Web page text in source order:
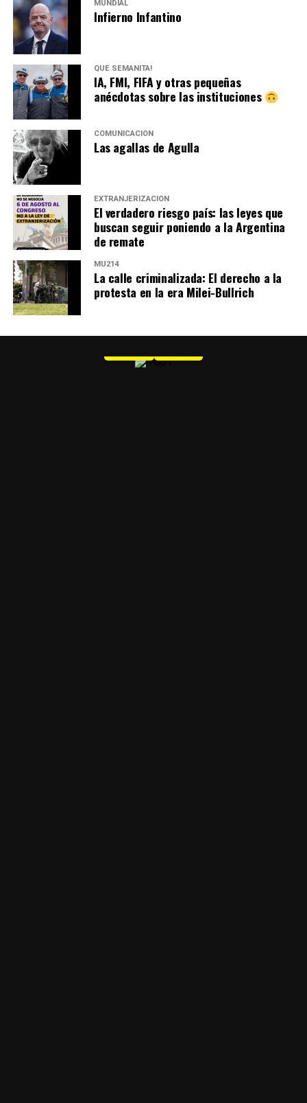
MUNDIAL
Infierno Infantino
QUÉ SEMANITA!
IA, FMI, FIFA y otras pequeñas
anécdotas sobre las instituciones
COMUNICACIÓN
Las agallas de Agulla
EXTRANJERIZACIÓN
El verdadero riesgo país: las leyes que
buscan seguir poniendo a la Argentina
de remate
MU214
La calle criminalizada: El derecho a la
protesta en la era Milei-Bullrich